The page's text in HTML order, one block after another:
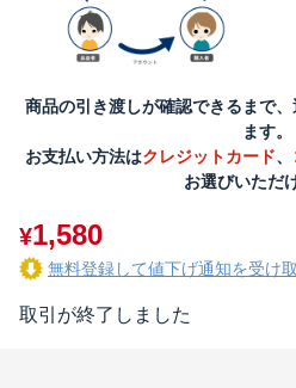
商品の引き渡しが確認できるまで
ます。
お支払い方法はクレジットカード、
お選びいただ
¥1,580
無料登録して値下げ通知を受け
取引が終了しました